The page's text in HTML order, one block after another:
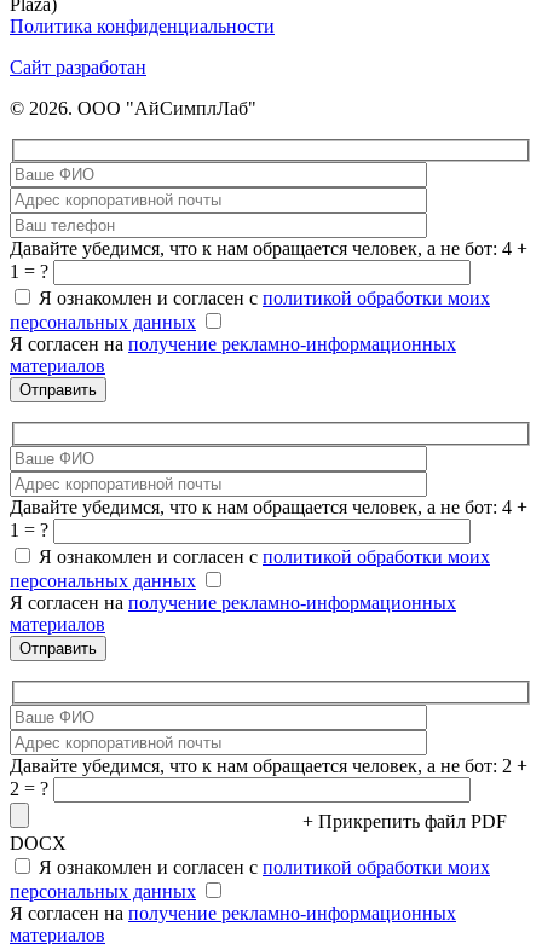
Политика конфиденциальности
Сайт разработан
© 2026. ООО "АйСимплЛаб"
Давайте убедимся, что к нам обращается человек, а не бот: 4 +
1 = ?
Я ознакомлен и согласен с политикой обработки моих
персональных данных
Я согласен на получение рекламно-информационных
материалов
Давайте убедимся, что к нам обращается человек, а не бот: 4 +
1 = ?
Я ознакомлен и согласен с политикой обработки моих
персональных данных
Я согласен на получение рекламно-информационных
материалов
Давайте убедимся, что к нам обращается человек, а не бот: 2 +
2 = ?
+ Прикрепить файл PDF
DOCX
Я ознакомлен и согласен с политикой обработки моих
персональных данных
Я согласен на получение рекламно-информационных
материалов